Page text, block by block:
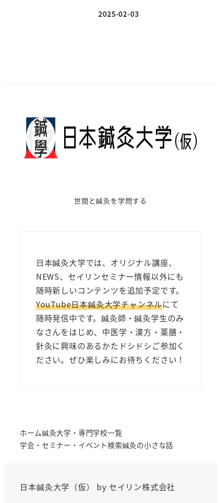
投稿日
2025-02-03
世間と鍼灸を学問する
日本鍼灸大学では、オリジナル講座、
NEWS、セイリンセミナー情報以外にも
随時新しいコンテンツを追加予定です。
YouTube日本鍼灸大学チャンネルにて
随時発信中です。鍼灸師・鍼灸学生のみ
なさんをはじめ、中医学・漢方・薬膳・
針灸に興味のあるかたドシドシご参加く
ださい。ぜひ楽しみにお待ちください！
ホーム鍼灸大学・専門学校一覧
学会・セミナー・イベント検索鍼灸の小さな話
日本鍼灸大学（仮） by セイリン株式会社